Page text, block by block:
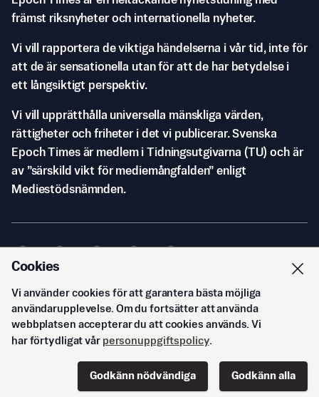
främst riksnyheter och internationella nyheter.
Vi vill rapportera de viktiga händelserna i vår tid, inte för
att de är sensationella utan för att de har betydelse i
ett långsiktigt perspektiv.
Vi vill upprätthålla universella mänskliga värden,
rättigheter och friheter i det vi publicerar. Svenska
Epoch Times är medlem i Tidningsutgivarna (TU) och är
av ”särskild vikt för mediemångfalden” enligt
Mediestödsnämnden.
© Svenska Epoch Times AB2026
Cookies
Vi använder cookies för att garantera bästa möjliga
användarupplevelse. Om du fortsätter att använda
webbplatsen accepterar du att cookies används. Vi
har förtydligat vår personuppgiftspolicy.
Godkänn nödvändiga Godkänn alla